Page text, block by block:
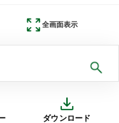
ダウンロード
全画面表示